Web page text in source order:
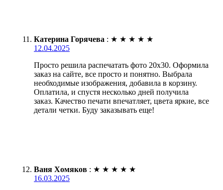
Катерина Горячева : ★ ★ ★ ★ ★
12.04.2025
Просто решила распечатать фото 20х30. Оформила
заказ на сайте, все просто и понятно. Выбрала
необходимые изображения, добавила в корзину.
Оплатила, и спустя несколько дней получила
заказ. Качество печати впечатляет, цвета яркие, все
детали четки. Буду заказывать еще!
Ваня Хомяков : ★ ★ ★ ★ ★
16.03.2025